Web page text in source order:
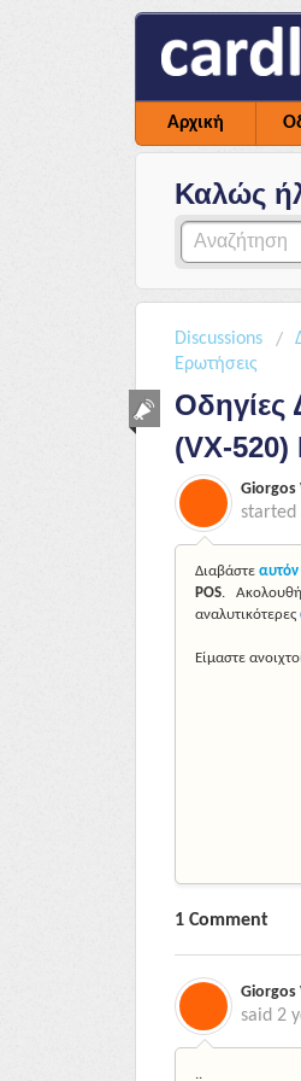
Αρχική
Καλώς
Discussions
Ερωτήσεις
Οδηγίες
(VX-520)
Giorgos
started
Διαβάστε αυτόν
POS.
αναλυτικότερες
Είμαστε
1 Comment
Giorgos
said 2